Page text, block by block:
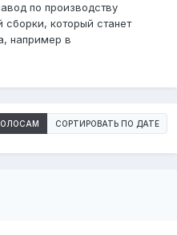
по производству
который станет
например в
СОРТИРОВАТЬ ПО ДАТЕ